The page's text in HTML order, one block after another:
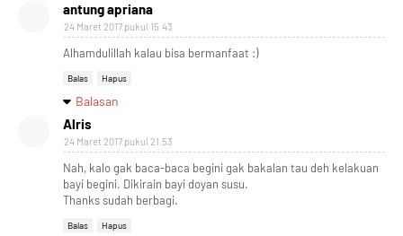
antung apriana
24 Maret 2017 pukul 15.43
Alhamdulillah kalau bisa bermanfaat :)
Balas Hapus
Balasan
Alris
24 Maret 2017 pukul 21.53
Nah, kalo gak baca-baca begini gak bakalan tau deh kelakuan
bayi begini. Dikirain bayi doyan susu.
Thanks sudah berbagi.
Balas Hapus